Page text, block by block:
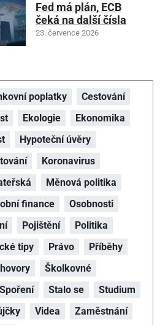
Fed má plán, ECB
čeká na další čísla
23. července 2026
poplatky
Cestování
Ekologie
Ekonomika
Hypoteční úvěry
Koronavirus
Měnová politika
finance
Osobnosti
Pojištění
Politika
tipy Právo
Příběhy
Školkovné
Spoření Stalo se
Studium
Videa Zaměstnání